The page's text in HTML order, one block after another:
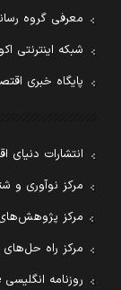
معرفی گروه
شبکه اینترنتی
پایگاه خبری
انتشارات دنیای
مرکز نوآوری و
مرکز
مرکز راه حل‌های
روزنامه انگلیسی Financial Tribune